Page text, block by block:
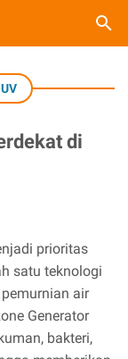
di
prioritas
satu teknologi
air
Generator
bakteri,